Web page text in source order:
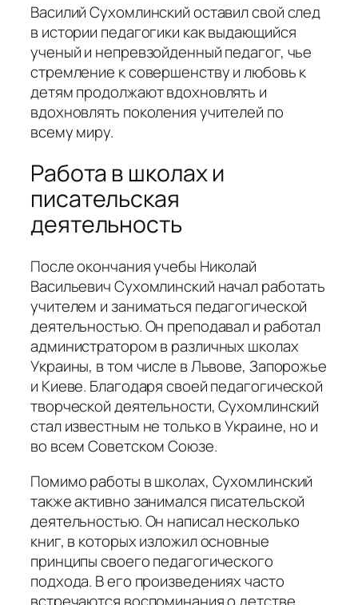
Василий Сухомлинский оставил свой след
в истории педагогики как выдающийся
ученый и непревзойденный педагог, чье
стремление к совершенству и любовь к
детям продолжают вдохновлять и
вдохновлять поколения учителей по
всему миру.
Работа в школах и
писательская
деятельность
После окончания учебы Николай
Васильевич Сухомлинский начал работать
учителем и заниматься педагогической
деятельностью. Он преподавал и работал
администратором в различных школах
Украины, в том числе в Львове, Запорожье
и Киеве. Благодаря своей педагогической
творческой деятельности, Сухомлинский
стал известным не только в Украине, но и
во всем Советском Союзе.
Помимо работы в школах, Сухомлинский
также активно занимался писательской
деятельностью. Он написал несколько
книг, в которых изложил основные
принципы своего педагогического
подхода. В его произведениях часто
встречаются воспоминания о детстве,